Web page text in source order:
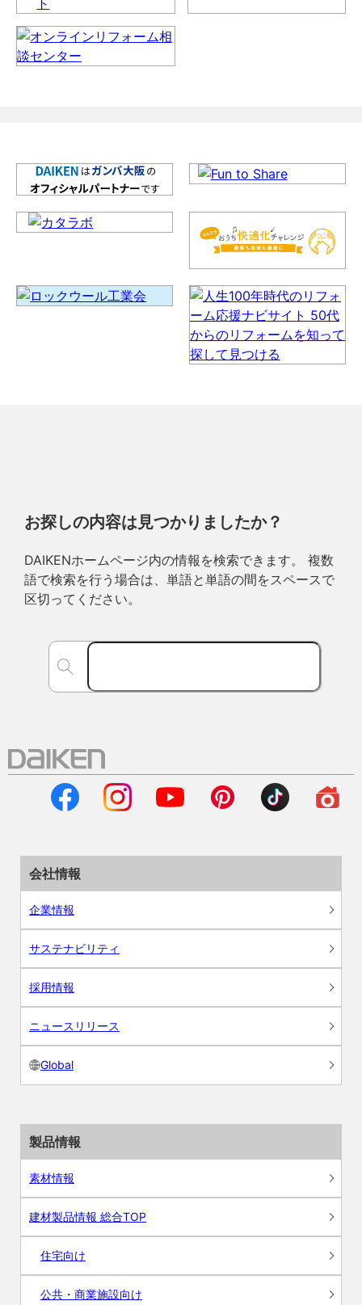
お探しの内容は見つかりましたか？
DAIKENホームページ内の情報を検索できます。 複数
語で検索を行う場合は、単語と単語の間をスペースで
区切ってください。
会社情報
企業情報
サステナビリティ
採用情報
ニュースリリース
Global
製品情報
素材情報
建材製品情報 総合TOP
住宅向け
公共・商業施設向け